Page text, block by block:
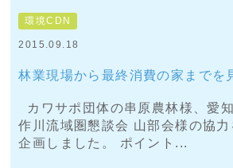
環境CDN
2015.09.18
林業現場から最終消費の家までを
カワサポ団体の串原農林様、愛
作川流域圏懇談会 山部会様の協力
企画しました。 ポイント...